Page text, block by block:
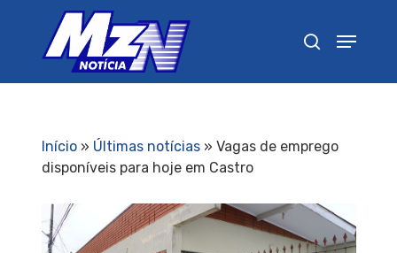
Início» Últimas notícias» Vagas de emprego
disponíveis para hoje em Castro